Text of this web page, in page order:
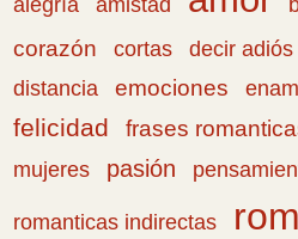
corazón
cortas decir adiós
distancia emociones
felicidad frases
mujeres
pasión
romanticas indirectas